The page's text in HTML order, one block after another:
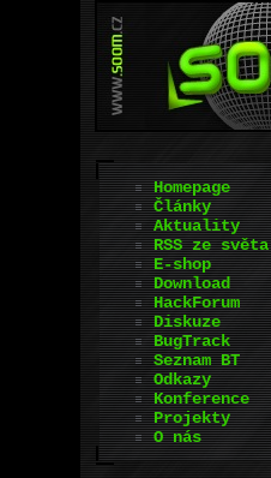
Homepage
Články
Aktuality
RSS ze světa
E-shop
Download
HackForum
Diskuze
BugTrack
Seznam BT
Odkazy
Konference
Projekty
O nás